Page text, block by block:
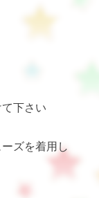
下さい
ズを着用し